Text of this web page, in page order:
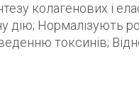
колагенових і
дію; Нормалізують
токсинів;